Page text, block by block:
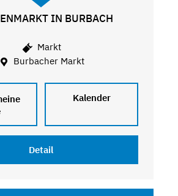
IN BURBACH
Markt
Burbacher Markt
Kalender
Detail